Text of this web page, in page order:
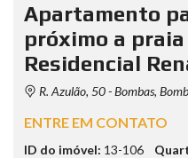
Apartamento
próximo a praia
Residencial
R. Azulão, 50 - Bombas,
ENTRE EM CONTATO
ID do imóvel: 13-106